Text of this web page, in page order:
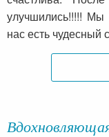
улучшились!!!!!
нас есть чудесный